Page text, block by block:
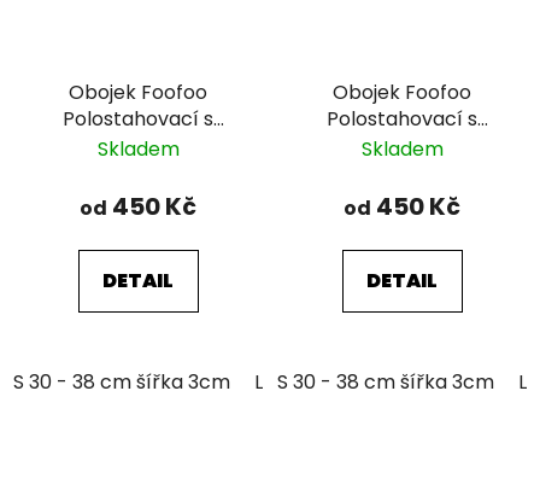
Obojek Foofoo
Polostahovací s
řetízkem - Pink II.
Skladem
od 450 Kč
DETAIL
S 30 - 38 cm šířka 3cm L 39 - 51 cm šířka 3cm
Obojek Foofoo
Polostahovací s
řetízkem - Blue I.
Skladem
od 450 Kč
DETAIL
S 30 - 38 cm šířka 3cm L